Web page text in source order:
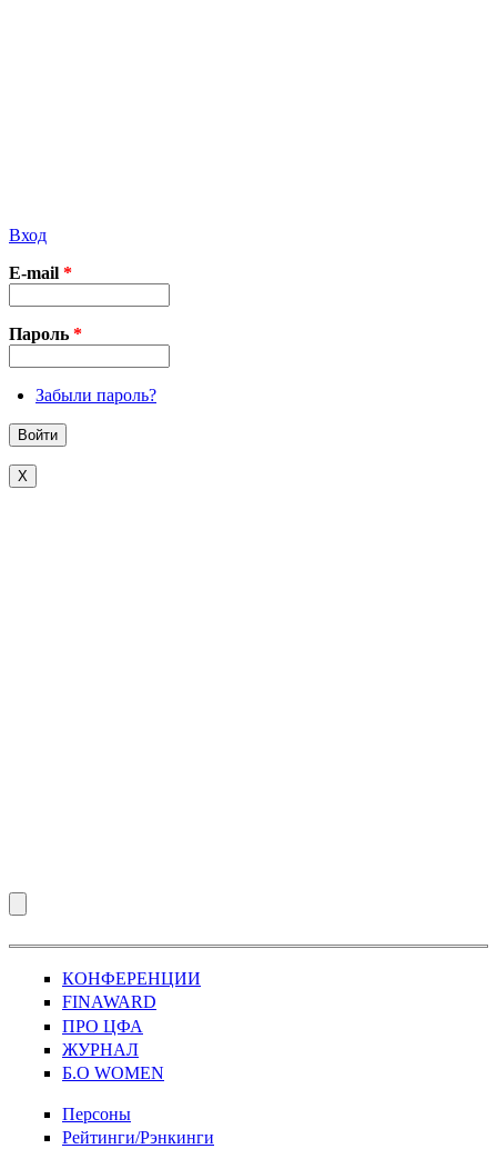
Вход
E-mail *
Пароль *
Забыли пароль?
X
КОНФЕРЕНЦИИ
FINAWARD
ПРО ЦФА
ЖУРНАЛ
Б.О WOMEN
Персоны
Рейтинги/Рэнкинги